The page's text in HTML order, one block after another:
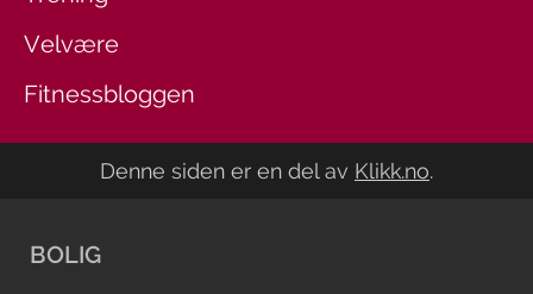
Velvære
Fitnessbloggen
Denne siden er en del av Klikk.no.
BOLIG